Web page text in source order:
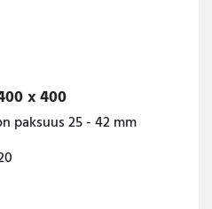
x 400
paksuus 25 - 42 mm